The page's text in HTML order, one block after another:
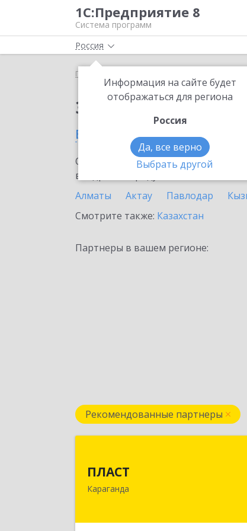
1С:Предприятие 8
Система программ
Россия
Информация на сайте будет
отображаться для региона
Россия
Да, все верно
Выбрать другой
Главная
Заказать 1С:Курьер
в Караганде
Ознакомьтесь с информационными
внедрение продукта.
Алматы
Актау Павлодар
Смотрите также: Казахстан
Партнеры в вашем регионе:
Рекомендованные партнеры
ПЛАСТ
Караганда